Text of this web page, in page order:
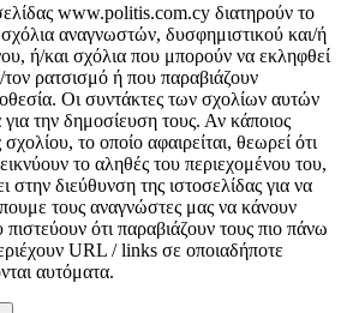
www.politis.com.cy διατηρούν το
αναγνωστών, δυσφημιστικού και/ή
ή/και σχόλια που μπορούν να εκληφθεί
τον ρατσισμό ή που παραβιάζουν
Οι συντάκτες των σχολίων αυτών
την δημοσίευση τους. Αν κάποιος
το οποίο αφαιρείται, θεωρεί ότι
το αληθές του περιεχομένου του,
στην διεύθυνση της ιστοσελίδας για να
τους αναγνώστες μας να κάνουν
ότι παραβιάζουν τους πιο πάνω
URL / links σε οποιαδήποτε
αυτόματα.